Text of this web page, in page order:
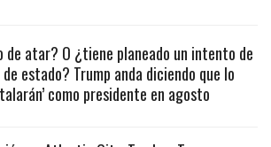
de atar? O ¿tiene planeado un intento de
estado? Trump anda diciendo que lo
como presidente en agosto